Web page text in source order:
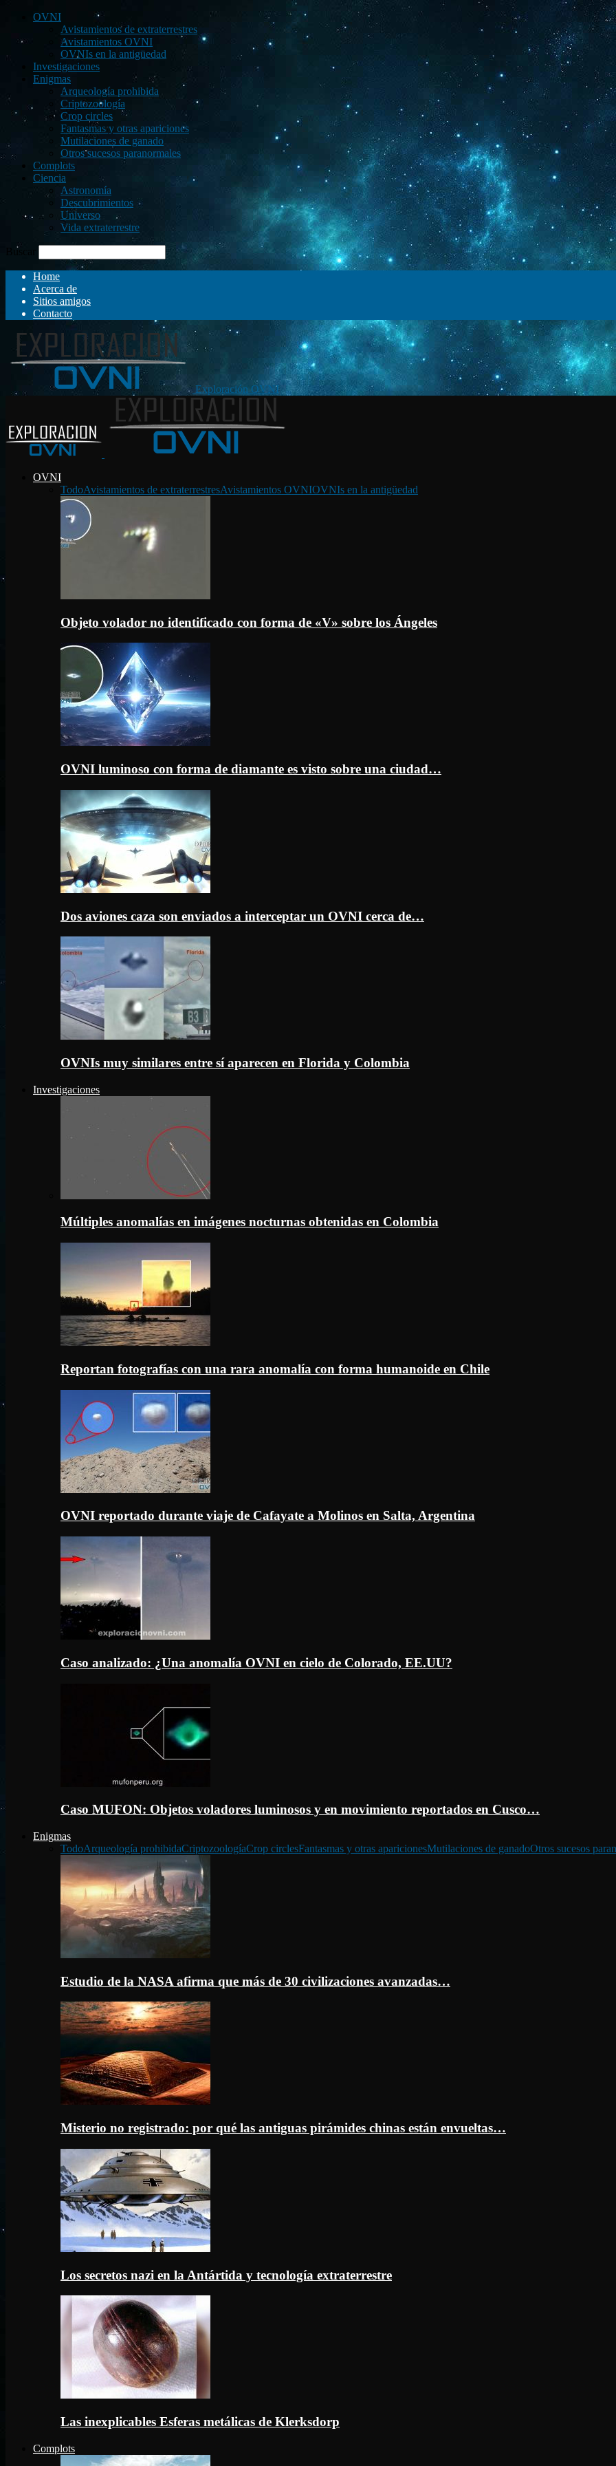
OVNI
Avistamientos de extraterrestres
Avistamientos OVNI
OVNIs en la antigüedad
Investigaciones
Enigmas
Arqueología prohibida
Criptozoología
Crop circles
Fantasmas y otras apariciones
Mutilaciones de ganado
Otros sucesos paranormales
Complots
Ciencia
Astronomía
Descubrimientos
Universo
Vida extraterrestre
Buscar
Home
Acerca de
Sitios amigos
Contacto
Exploración OVNI
OVNI
TodoAvistamientos de extraterrestresAvistamientos OVNIOVNIs en la antigüedad
Objeto volador no identificado con forma de «V» sobre los Ángeles
OVNI luminoso con forma de diamante es visto sobre una ciudad…
Dos aviones caza son enviados a interceptar un OVNI cerca de…
OVNIs muy similares entre sí aparecen en Florida y Colombia
Investigaciones
Múltiples anomalías en imágenes nocturnas obtenidas en Colombia
Reportan fotografías con una rara anomalía con forma humanoide en Chile
OVNI reportado durante viaje de Cafayate a Molinos en Salta, Argentina
Caso analizado: ¿Una anomalía OVNI en cielo de Colorado, EE.UU?
Caso MUFON: Objetos voladores luminosos y en movimiento reportados en Cusco…
Enigmas
TodoArqueología prohibidaCriptozoologíaCrop circlesFantasmas y otras aparicionesMutilaciones de ganadoOtros sucesos
Estudio de la NASA afirma que más de 30 civilizaciones avanzadas…
Misterio no registrado: por qué las antiguas pirámides chinas están envueltas…
Los secretos nazi en la Antártida y tecnología extraterrestre
Las inexplicables Esferas metálicas de Klerksdorp
Complots